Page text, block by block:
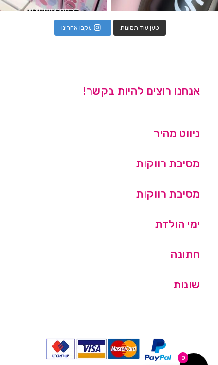
טען עוד תמונות עקבו אחרינו
אנחנו רוצים להיות בקשר!
ניווט מהיר
מסיבת רווקות
מסיבת רווקות
ימי הולדת
חתונה
שונות
0